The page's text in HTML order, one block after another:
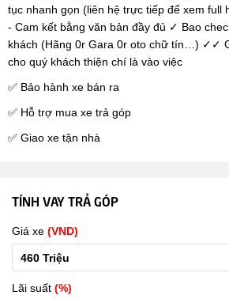
tục nhanh gọn (liên hệ trực tiếp để xem full
-️ Cam kết bằng văn bản đầy đủ ✓ Bao
khách (Hãng 0r Gara 0r oto chữ tín…) ✓✓
cho quý khách thiện chí là vào việc
✅ Bảo hành xe bán ra
✅ Hỗ trợ mua xe trả góp
✅ Giao xe tận nhà
TÍNH VAY TRẢ GÓP
Giá xe (VND)
Lãi suất (%)